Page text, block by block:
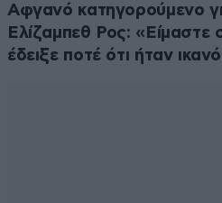
Αφγανό κατηγορούμενο
Ελίζαμπεθ Ρος: «Είμαστε
έδειξε ποτέ ότι ήταν